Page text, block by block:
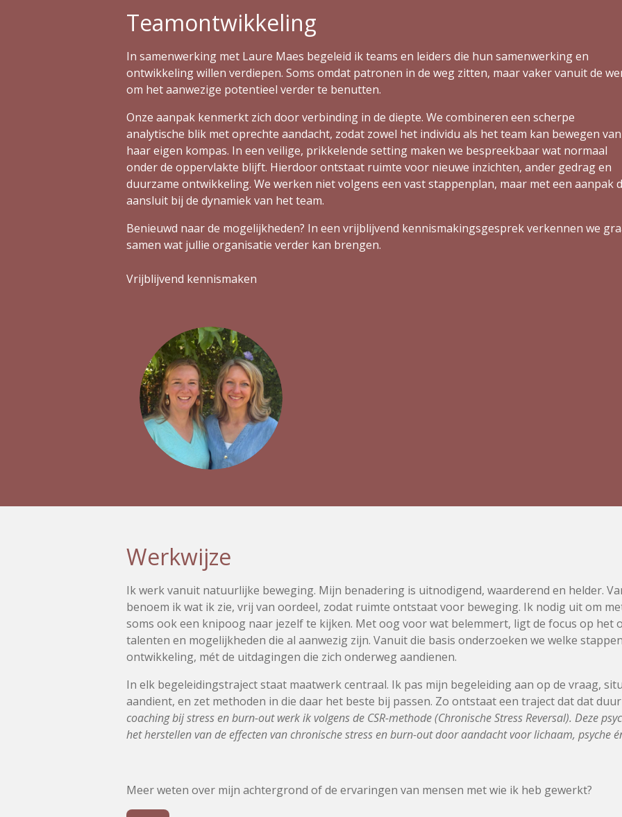
Teamontwikkeling
In samenwerking met Laure Maes begeleid ik teams en leiders die hun samenwerking en
ontwikkeling willen verdiepen. Soms omdat patronen in de weg zitten, maar vaker vanuit de
om het aanwezige potentieel verder te benutten.
Onze aanpak kenmerkt zich door verbinding in de diepte. We combineren een scherpe
analytische blik met oprechte aandacht, zodat zowel het individu als het team kan bewegen
haar eigen kompas. In een veilige, prikkelende setting maken we bespreekbaar wat normaal
onder de oppervlakte blijft. Hierdoor ontstaat ruimte voor nieuwe inzichten, ander gedrag en
duurzame ontwikkeling. We werken niet volgens een vast stappenplan, maar met een aanpak
aansluit bij de dynamiek van het team.
Benieuwd naar de mogelijkheden? In een vrijblijvend kennismakingsgesprek verkennen we
samen wat jullie organisatie verder kan brengen.
Vrijblijvend kennismaken
Werkwijze
Ik werk vanuit natuurlijke beweging. Mijn benadering is uitnodigend, waarderend en helder.
benoem ik wat ik zie, vrij van oordeel, zodat ruimte ontstaat voor beweging. Ik nodig uit om
soms ook een knipoog naar jezelf te kijken. Met oog voor wat belemmert, ligt de focus op het
talenten en mogelijkheden die al aanwezig zijn. Vanuit die basis onderzoeken we welke
ontwikkeling, mét de uitdagingen die zich onderweg aandienen.
In elk begeleidingstraject staat maatwerk centraal. Ik pas mijn begeleiding aan op de vraag,
aandient, en zet methoden in die daar het beste bij passen. Zo ontstaat een traject dat dat
coaching bij stress en burn-out werk ik volgens de CSR-methode (Chronische Stress Reversal). Deze
het herstellen van de effecten van chronische stress en burn-out door aandacht voor lichaam, psyche
Meer weten over mijn achtergrond of de ervaringen van mensen met wie ik heb gewerkt?